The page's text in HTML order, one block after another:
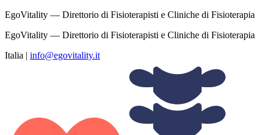
EgoVitality — Direttorio di Fisioterapisti e Cliniche di Fisioterapia
EgoVitality — Direttorio di Fisioterapisti e Cliniche di Fisioterapia
Italia | info@egovitality.it